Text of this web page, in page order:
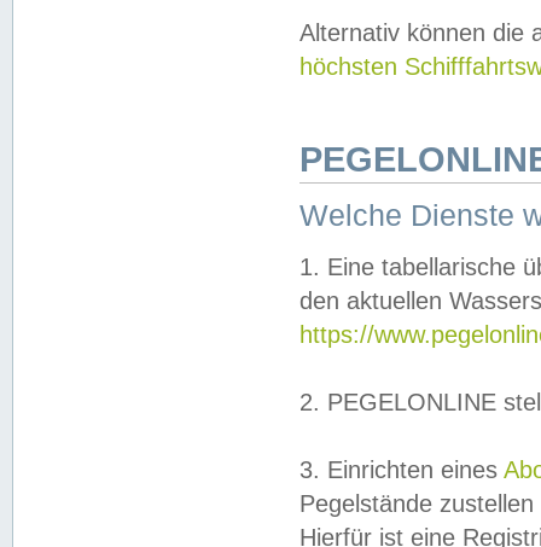
Alternativ können die
höchsten
Welche Dienste
1. Eine tabellarische
den aktuellen
https://
2. PEGELONLINE
3. Einrichten eines
Pegelstände
Hierfür ist eine